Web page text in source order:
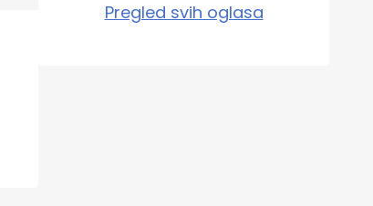
Pregled svih oglasa